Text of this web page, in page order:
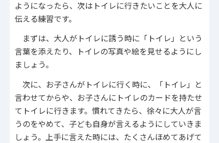
ようになったら、次はトイレに行きたいことを大人に
伝える練習です。
まずは、大人がトイレに誘う時に「トイレ」という
言葉を添えたり、トイレの写真や絵を見せるようにし
ましょう。
次に、お子さんがトイレに行く時に、「トイレ」と
言わせてからや、お子さんにトイレのカードを持たせ
てトイレに行きます。慣れてきたら、徐々に大人が言
うのをやめて、子ども自身が言えるようにしていきま
しょう。上手に言えた時には、たくさんほめてあげて